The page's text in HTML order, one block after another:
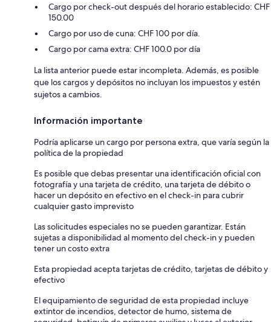
Cargo por check-out después del horario establecido: CHF
150.00
Cargo por uso de cuna: CHF 100 por día.
Cargo por cama extra: CHF 100.0 por día
La lista anterior puede estar incompleta. Además, es posible
que los cargos y depósitos no incluyan los impuestos y estén
sujetos a cambios.
Información importante
Podría aplicarse un cargo por persona extra, que varía según la
política de la propiedad
Es posible que debas presentar una identificación oficial con
fotografía y una tarjeta de crédito, una tarjeta de débito o
hacer un depósito en efectivo en el check-in para cubrir
cualquier gasto imprevisto
Las solicitudes especiales no se pueden garantizar. Están
sujetas a disponibilidad al momento del check-in y pueden
tener un costo extra
Esta propiedad acepta tarjetas de crédito, tarjetas de débito y
efectivo
El equipamiento de seguridad de esta propiedad incluye
extintor de incendios, detector de humo, sistema de